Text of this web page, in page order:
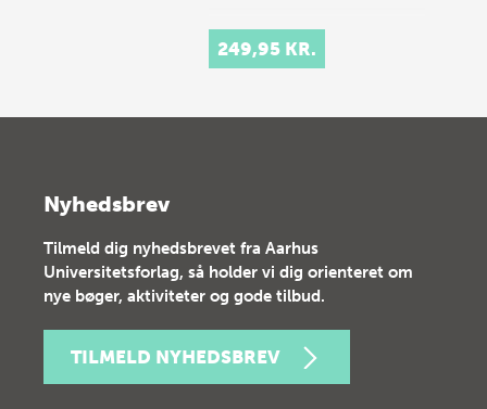
249,95 KR.
Nyhedsbrev
Tilmeld dig nyhedsbrevet fra Aarhus
Universitetsforlag, så holder vi dig orienteret om
nye bøger, aktiviteter og gode tilbud.
TILMELD NYHEDSBREV